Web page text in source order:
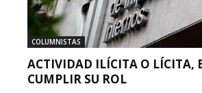
COLUMNISTAS
ACTIVIDAD ILÍCITA O LÍCITA,
CUMPLIR SU ROL